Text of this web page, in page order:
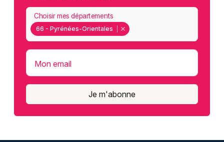
66 - Pyrénées-Orientales
Choisir mes départements
Mon email
Je m'abonne